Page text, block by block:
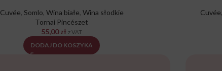
Cuvée, Somlo, Wina białe, Wina słodkie
Tornai Pincészet
55,00zł z VAT
DODAJ DO KOSZYKA
Cuvée